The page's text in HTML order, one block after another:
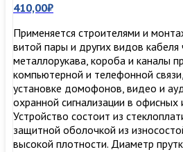
410,00₽
Применяется строителями и
витой пары и других видов кабеля
металлорукава, короба и каналы
компьютерной и телефонной
установке домофонов, видео и
охранной сигнализации в
Устройство состоит из
защитной оболочкой из
высокой плотности. Диаметр